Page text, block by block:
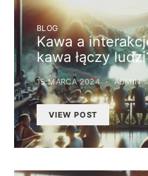
BLOG
Kawa a
kawa łączy
15 MARCA 2024 ADMIN
VIEW POST